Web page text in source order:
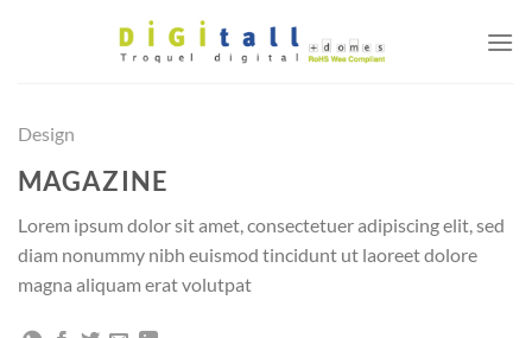
Design
MAGAZINE
Lorem ipsum dolor sit amet, consectetuer adipiscing elit, sed
diam nonummy nibh euismod tincidunt ut laoreet dolore
magna aliquam erat volutpat